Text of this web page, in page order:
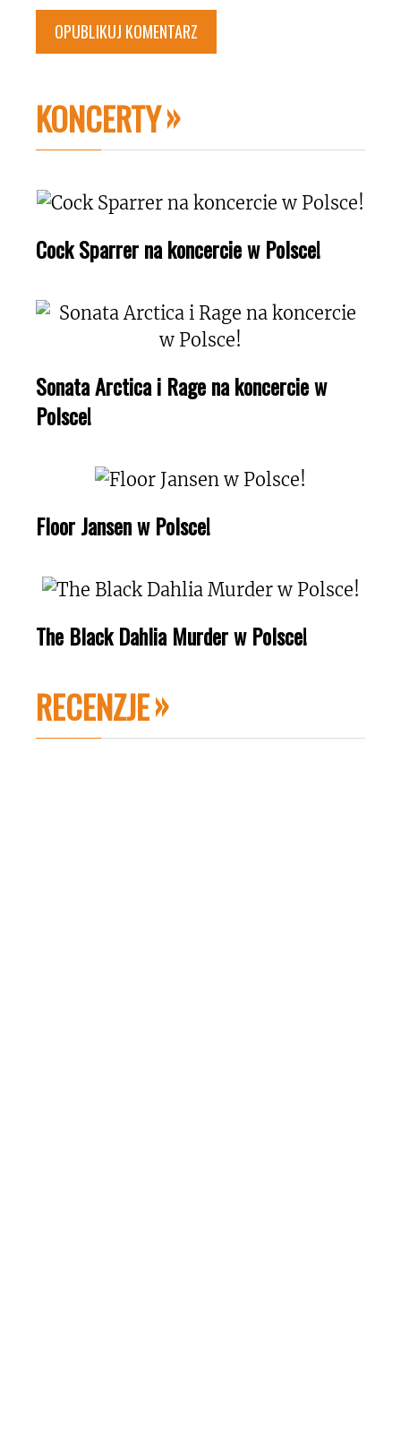
KONCERTY
Cock Sparrer na koncercie w Polsce!
Sonata Arctica i Rage na koncercie w
Polsce!
Floor Jansen w Polsce!
The Black Dahlia Murder w Polsce!
RECENZJE